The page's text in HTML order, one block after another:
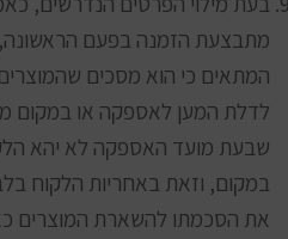
מתבצעת הזמנה בפעם הראשונה,
המתאים כי הוא מסכים
לדלת המען לאספקה או במקום
שבעת מועד האספקה לא יהא
במקום, וזאת באחריות הלקוח
את הסכמתו להשארת המוצרים